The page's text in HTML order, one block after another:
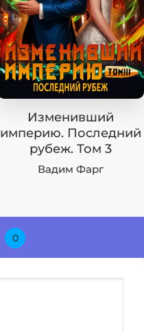
Изменивший
империю. Последний
рубеж. Том 3
Вадим Фарг
0